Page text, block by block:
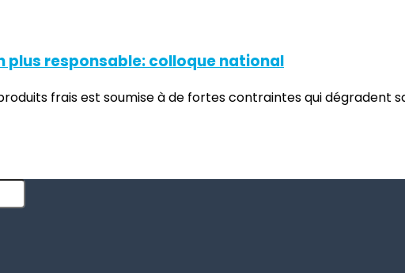
plus responsable: colloque national
frais est soumise à de fortes contraintes qui